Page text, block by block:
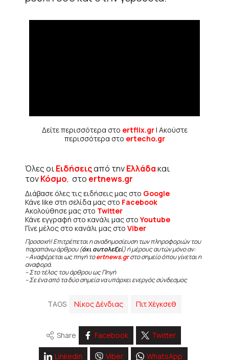
Δείτε περισσότερα στο ertflix.gr| Ακούστε
περισσότερα στο ertecho.gr
Όλες οιΕιδήσειςαπό τηνΕλλάδακαι
τονΚόσμο, στο ertnews.gr
Διάβασε όλες τις ειδήσεις μας στο Google
Κάνε like στη σελίδα μας στο Facebook
Ακολούθησε μας στο Twitter
Κάνε εγγραφή στο κανάλι μας στοYoutube
Γίνε μέλος στο κανάλι μας στο Viber
Προσοχή! Επιτρέπεται η αναδημοσίευση των πληροφοριών του
παραπάνω άρθρου (όχι αυτολεξεί) ή μέρους αυτών μόνο αν:
– Αναφέρεται ως πηγή τοertnews.grστο σημείο όπου γίνεται η
αναφορά.
– Στο τέλος του άρθρου ως Πηγή
– Σε ένα από τα δύο σημεία να υπάρχει ενεργός σύνδεσμος
TAGS Νίκος Δένδιας Πιτ Χέγκσεθ
Share Facebook Twitter
Linkedin Viber WhatsApp